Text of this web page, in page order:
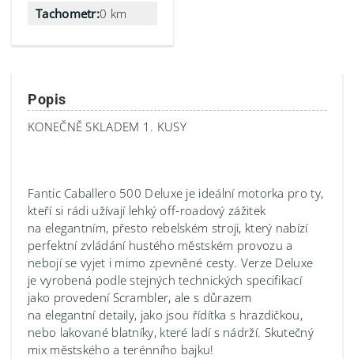
Tachometr:0 km
Popis
KONEČNĚ SKLADEM 1. KUSY
Fantic Caballero 500 Deluxe je ideální motorka pro ty,
kteří si rádi užívají lehký off-roadový zážitek
na elegantním, přesto rebelském stroji, který nabízí
perfektní zvládání hustého městském provozu a
nebojí se vyjet i mimo zpevněné cesty. Verze Deluxe
je vyrobená podle stejných technických specifikací
jako provedení Scrambler, ale s důrazem
na elegantní detaily, jako jsou řídítka s hrazdičkou,
nebo lakované blatníky, které ladí s nádrží. Skutečný
mix městského a terénního bajku!